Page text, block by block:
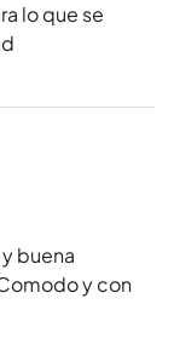
lo que se
buena
y con